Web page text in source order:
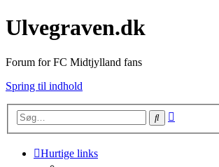
Ulvegraven.dk
Forum for FC Midtjylland fans
Spring til indhold
Søg
Hurtige links